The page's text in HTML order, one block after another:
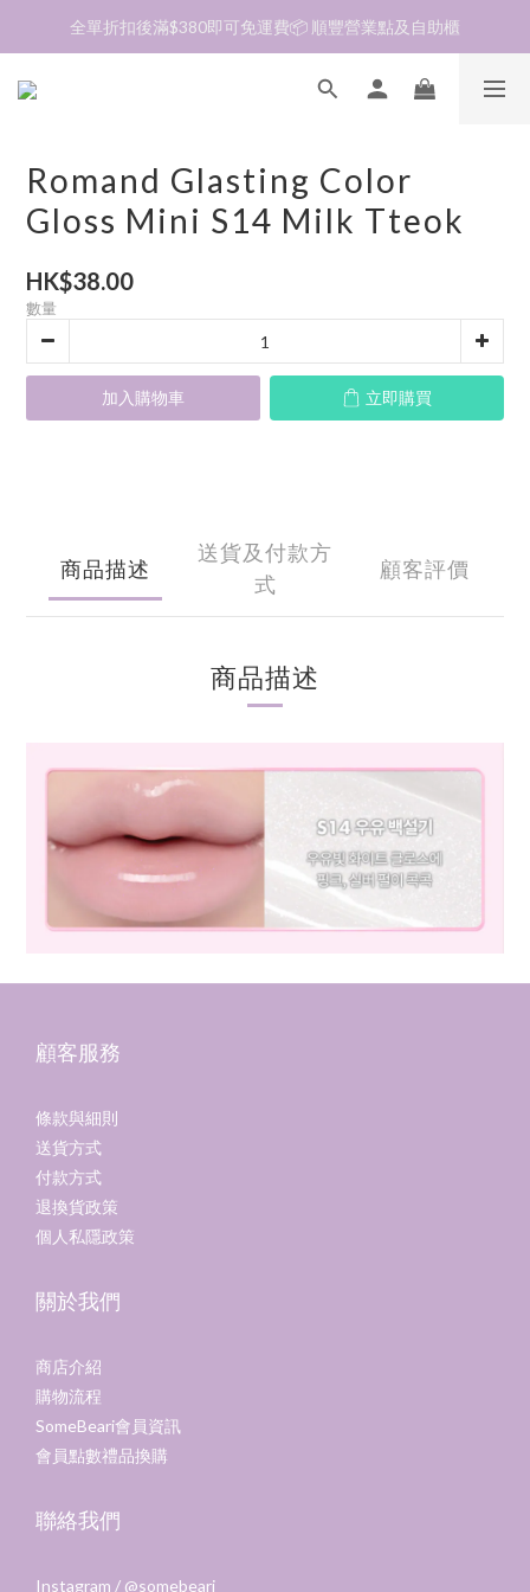
加入會員❤️生日月首天送$30 💛商品可郵寄至澳門🇲🇴及台灣🇹🇼
全單折扣後滿$380即可免運費📦 順豐營業點及自助櫃
加入會員❤️生日月首天送$30 💛商品可郵寄至澳門🇲🇴及台灣🇹🇼
Romand Glasting Color
Gloss Mini S14 Milk Tteok
HK$38.00
數量
加入購物車 立即購買
商品描述
送貨及付款方
式
顧客評價
商品描述
顧客服務
條款與細則
送貨方式
付款方式
退換貨政策
個人私隱政策
關於我們
商店介紹
購物流程
SomeBeari會員資訊
會員點數禮品換購
聯絡我們
Instagram / @somebeari